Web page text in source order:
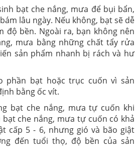
bạt che nắng, mưa để bụi bẩn,
lâu ngày. Nếu không, bạt sẽ dễ
độ bền. Ngoài ra, bạn không nên
mưa bằng những chất tẩy rửa
sản phẩm nhanh bị rách và hư
phần bạt hoặc trục cuốn vì sản
bằng ốc vít.
bạt che nắng, mưa tự cuốn khi
che nắng, mưa tự cuốn có khả
cấp 5 - 6, nhưng gió và bão giật
đến tuổi thọ, độ bền của sản